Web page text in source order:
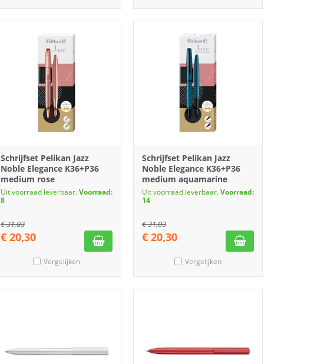
Schrijfset Pelikan Jazz
Noble Elegance K36+P36
medium rose
Uit voorraad leverbaar.Voorraad:
8
€31,03
€ 20,30
Vergelijken
Schrijfset Pelikan Jazz
Noble Elegance K36+P36
medium aquamarine
Uit voorraad leverbaar.Voorraad:
14
€31,03
€ 20,30
Vergelijken